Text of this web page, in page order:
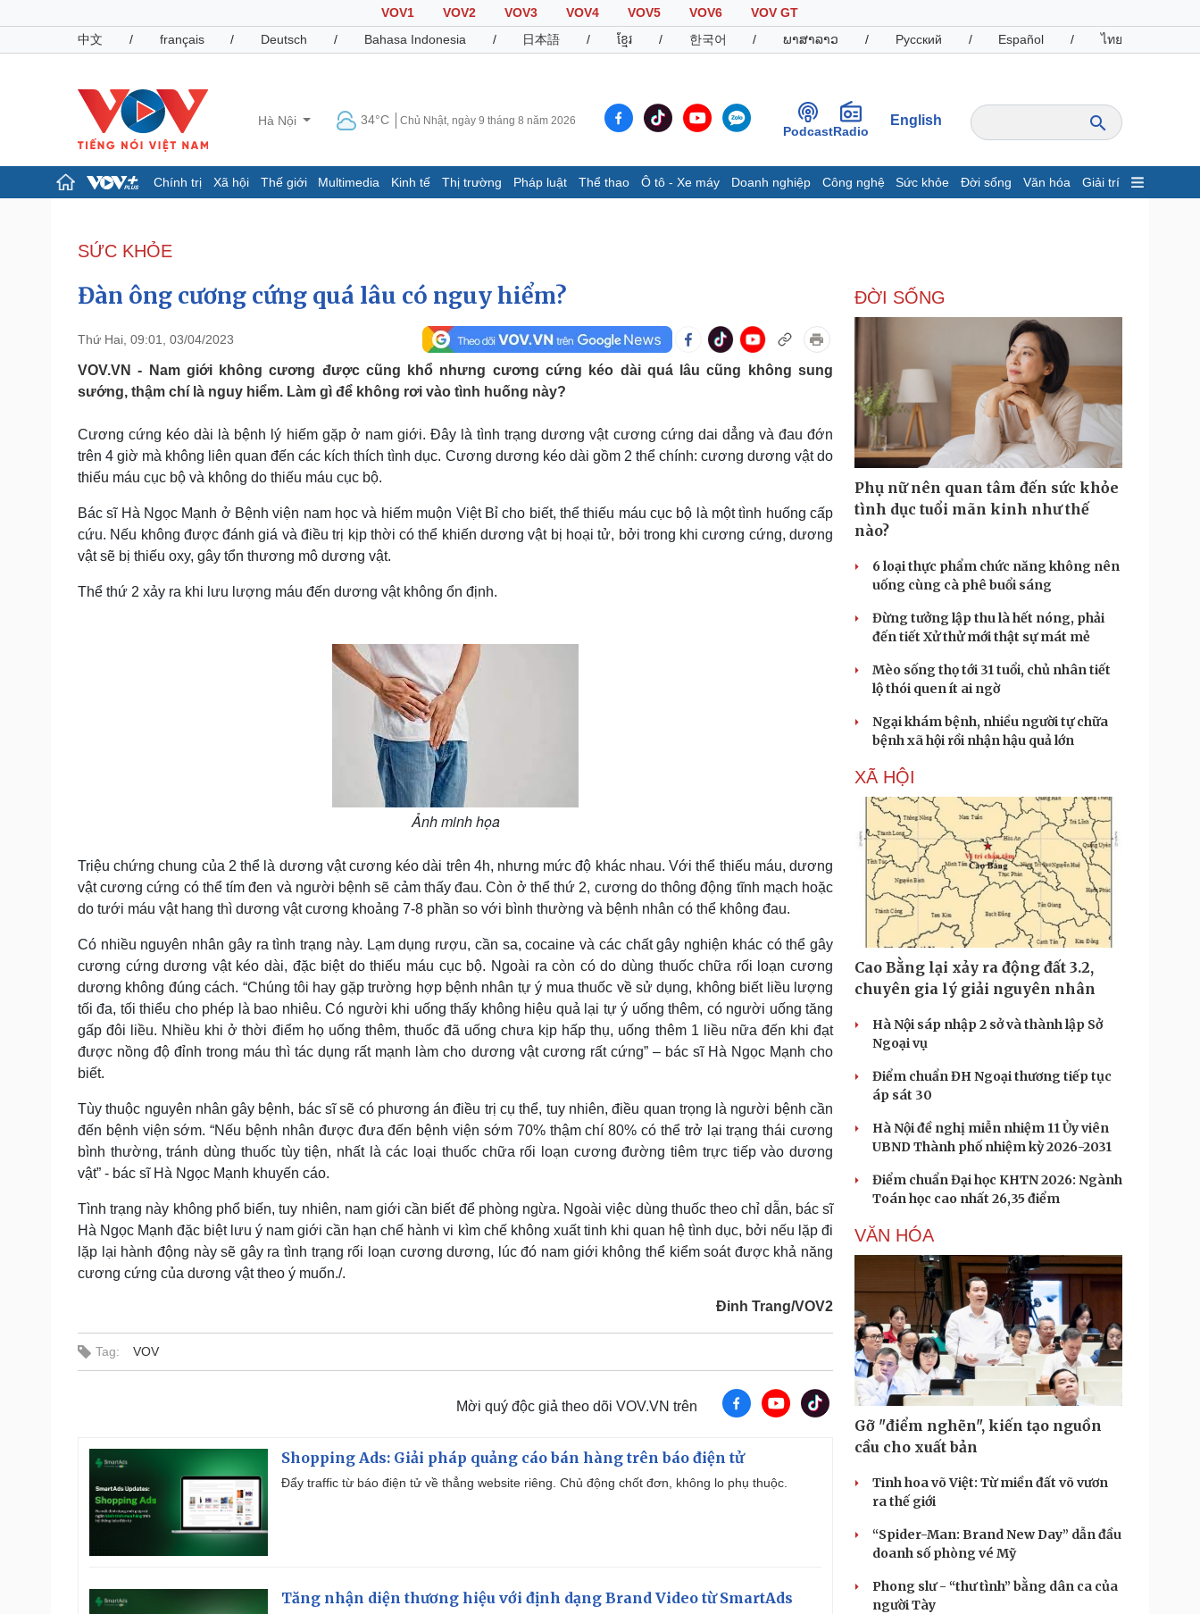
VOV1 VOV2 VOV3 VOV4 VOV5 VOV6
VOV GT
中文
/ français / Deutsch / Bahasa Indonesia / 日本語 / ខ្មែរ / 한국어 / ພາສາລາວ / Русский / Español / ไทย
Hà Nội 34°C Chủ Nhật, ngày 9 tháng 8 năm 2026
PodcastRadio
English
Chính trị Xã hội Thế giới Multimedia Kinh tế Thị trường Pháp luật Thể thao Ô tô - Xe máy Doanh nghiệp Công nghệ Sức khỏe Đời sống Văn hóa Giải trí
Đảng
Tổ chức nhân sự
Nhận diện sự thật
Dấu ấn VOV
Giá cà phê
Pháp luật
Vụ án
Tư vấn luật
Quân sự - Quốc phòng
Vũ khí
Phân tích
Thể thao
Bóng đá
Thế giới thể thao
eSports
Hậu trường
Ô tô - Xe máy
Tư vấn
Doanh nghiệp
Thông tin doanh nghiệp
Doanh nghiệp 24h
Doanh nhân
Vì cộng đồng
Công nghệ
Sành điệu
Tin Công nghệ
Trải nghiệm
Chuyển đổi số
Dinh dưỡng - món ngon
Cây thuốc
Sản phụ khoa
Nam khoa
Nhà đẹp
Blog
Tình yêu - Gia đình
Sân khấu - Điện ảnh
Văn học
Nghệ sĩ
Thời trang
Tư vấn
Săn Tour
Podcast
Cửa sổ tình yêu
Kể chuyện cho bé
Hạt giống tâm hồn
SỨC KHỎE
Đàn ông cương cứng quá lâu có nguy hiểm?
Thứ Hai, 09:01, 03/04/2023
VOV.VN - Nam giới không cương được cũng khổ nhưng cương cứng kéo dài quá lâu cũng không sung
sướng, thậm chí là nguy hiểm. Làm gì để không rơi vào tình huống này?
Cương cứng kéo dài là bệnh lý hiếm gặp ở nam giới. Đây là tình trạng dương vật cương cứng dai dẳng và đau đớn
trên 4 giờ mà không liên quan đến các kích thích tình dục. Cương dương kéo dài gồm 2 thể chính: cương dương vật do
thiếu máu cục bộ và không do thiếu máu cục bộ.
Bác sĩ Hà Ngọc Mạnh ở Bệnh viện nam học và hiếm muộn Việt Bỉ cho biết, thể thiếu máu cục bộ là một tình huống cấp
cứu. Nếu không được đánh giá và điều trị kịp thời có thể khiến dương vật bị hoại tử, bởi trong khi cương cứng, dương
vật sẽ bị thiếu oxy, gây tổn thương mô dương vật.
Thể thứ 2 xảy ra khi lưu lượng máu đến dương vật không ổn định.
Ảnh minh họa
Triệu chứng chung của 2 thể là dương vật cương kéo dài trên 4h, nhưng mức độ khác nhau. Với thể thiếu máu, dương
vật cương cứng có thể tím đen và người bệnh sẽ cảm thấy đau. Còn ở thể thứ 2, cương do thông động tĩnh mạch hoặc
do tưới máu vật hang thì dương vật cương khoảng 7-8 phần so với bình thường và bệnh nhân có thể không đau.
Có nhiều nguyên nhân gây ra tình trạng này. Lạm dụng rượu, cần sa, cocaine và các chất gây nghiện khác có thể gây
cương cứng dương vật kéo dài, đặc biệt do thiếu máu cục bộ. Ngoài ra còn có do dùng thuốc chữa rối loạn cương
dương không đúng cách. “Chúng tôi hay gặp trường hợp bệnh nhân tự ý mua thuốc về sử dụng, không biết liều lượng
tối đa, tối thiểu cho phép là bao nhiêu. Có người khi uống thấy không hiệu quả lại tự ý uống thêm, có người uống tăng
gấp đôi liều. Nhiều khi ở thời điểm họ uống thêm, thuốc đã uống chưa kịp hấp thụ, uống thêm 1 liều nữa đến khi đạt
được nồng độ đỉnh trong máu thì tác dụng rất mạnh làm cho dương vật cương rất cứng” – bác sĩ Hà Ngọc Mạnh cho
biết.
Tùy thuộc nguyên nhân gây bệnh, bác sĩ sẽ có phương án điều trị cụ thể, tuy nhiên, điều quan trọng là người bệnh cần
đến bệnh viện sớm. “Nếu bệnh nhân được đưa đến bệnh viện sớm 70% thậm chí 80% có thể trở lại trạng thái cương
bình thường, tránh dùng thuốc tùy tiện, nhất là các loại thuốc chữa rối loạn cương đường tiêm trực tiếp vào dương
vật” - bác sĩ Hà Ngọc Mạnh khuyến cáo.
Tình trạng này không phổ biến, tuy nhiên, nam giới cần biết để phòng ngừa. Ngoài việc dùng thuốc theo chỉ dẫn, bác sĩ
Hà Ngọc Mạnh đặc biệt lưu ý nam giới cần hạn chế hành vi kìm chế không xuất tinh khi quan hệ tình dục, bởi nếu lặp đi
lặp lại hành động này sẽ gây ra tình trạng rối loạn cương dương, lúc đó nam giới không thể kiểm soát được khả năng
cương cứng của dương vật theo ý muốn./.
Đinh Trang/VOV2
Tag: VOV
Mời quý độc giả theo dõi VOV.VN trên
Shopping Ads: Giải pháp quảng cáo bán hàng trên báo điện tử
Đẩy traffic từ báo điện tử về thẳng website riêng. Chủ động chốt đơn, không lo phụ thuộc.
Tăng nhận diện thương hiệu với định dạng Brand Video từ SmartAds
ĐỜI SỐNG
Phụ nữ nên quan tâm đến sức khỏe
tình dục tuổi mãn kinh như thế
nào?
6 loại thực phẩm chức năng không nên
uống cùng cà phê buổi sáng
Đừng tưởng lập thu là hết nóng, phải
đến tiết Xử thử mới thật sự mát mẻ
Mèo sống thọ tới 31 tuổi, chủ nhân tiết
lộ thói quen ít ai ngờ
Ngại khám bệnh, nhiều người tự chữa
bệnh xã hội rồi nhận hậu quả lớn
XÃ HỘI
Cao Bằng lại xảy ra động đất 3.2,
chuyên gia lý giải nguyên nhân
Hà Nội sáp nhập 2 sở và thành lập Sở
Ngoại vụ
Điểm chuẩn ĐH Ngoại thương tiếp tục
áp sát 30
Hà Nội đề nghị miễn nhiệm 11 Ủy viên
UBND Thành phố nhiệm kỳ 2026-2031
Điểm chuẩn Đại học KHTN 2026: Ngành
Toán học cao nhất 26,35 điểm
VĂN HÓA
Gỡ "điểm nghẽn", kiến tạo nguồn
cầu cho xuất bản
Tinh hoa võ Việt: Từ miền đất võ vươn
ra thế giới
“Spider-Man: Brand New Day” dẫn đầu
doanh số phòng vé Mỹ
Phong slư - “thư tình” bằng dân ca của
người Tày